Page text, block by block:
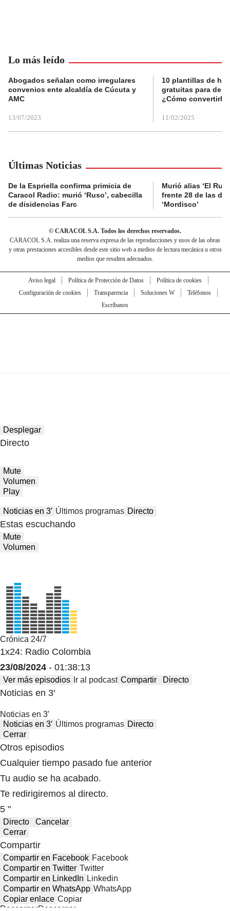
Lo más leído
Abogados señalan como irregulares
convenios ente alcaldía de Cúcuta y
AMC
13/07/2023
10 plantillas de
gratuitas para
¿Cómo convertirla
11/02/2025
Últimas Noticias
De la Espriella confirma primicia de
Caracol Radio: murió ‘Ruso’, cabecilla
de disidencias Farc
Murió alias ‘El
frente 28 de las
‘Mordisco’
© CARACOL S.A. Todos los derechos reservados.
CARACOL S.A. realiza una reserva expresa de las reproducciones y usos de las obras
y otras prestaciones accesibles desde este sitio web a medios de lectura mecánica u otros
medios que resulten adecuados.
Aviso legal Política de Protección de Datos
Política de cookies
Configuración de cookies
Transparencia Soluciones W
Teléfonos
Escríbanos
Desplegar
Directo
Mute
Volumen
Play
Noticias en 3′ Últimos programas Directo
Estas escuchando
Mute
Volumen
Crónica 24/7
1x24: Radio Colombia
23/08/2024 - 01:38:13
Ver más episodios Ir al podcast Compartir Directo
Noticias en 3′
Noticias en 3′
Noticias en 3′ Últimos programas Directo
Cerrar
Otros episodios
Cualquier tiempo pasado fue anterior
Tu audio se ha acabado.
Te redirigiremos al directo.
5 "
Directo
Cancelar
Cerrar
Compartir
Compartir en Facebook Facebook
Compartir en Twitter Twitter
Compartir en LinkedIn Linkedin
Compartir en WhatsApp WhatsApp
Copiar enlace Copiar
DescargarDescargar